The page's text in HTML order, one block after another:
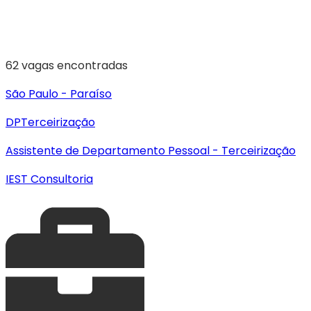
62vagas encontradas
São Paulo - Paraíso
DPTerceirização
Assistente de Departamento Pessoal - Terceirização
IEST Consultoria